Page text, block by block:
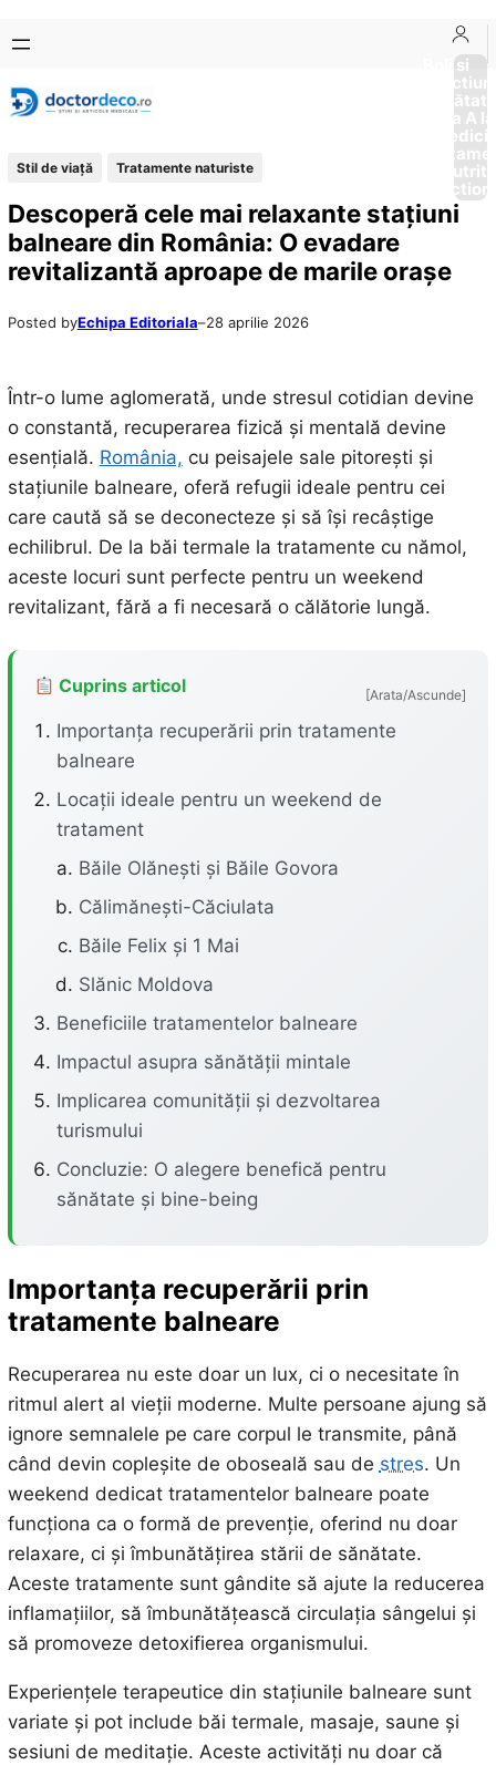
conținut
content
Boli si
Afectiuni
Sănătate
de la A
Stil de viaţă Tratamente naturiste
Descoperă cele mai relaxante stațiuni
balneare din România: O evadare
revitalizantă aproape de marile orașe
Posted byEchipa Editoriala–28 aprilie 2026
Într-o lume aglomerată, unde stresul cotidian devine
o constantă, recuperarea fizică și mentală devine
esențială. România, cu peisajele sale pitorești și
stațiunile balneare, oferă refugii ideale pentru cei
care caută să se deconecteze și să își recâștige
echilibrul. De la băi termale la tratamente cu nămol,
aceste locuri sunt perfecte pentru un weekend
revitalizant, fără a fi necesară o călătorie lungă.
Cuprins articol [Arata/Ascunde]
Importanța recuperării prin tratamente
balneare
Locații ideale pentru un weekend de
tratament
Băile Olănești și Băile Govora
Călimănești-Căciulata
Băile Felix și 1 Mai
Slănic Moldova
Beneficiile tratamentelor balneare
Impactul asupra sănătății mintale
Implicarea comunității și dezvoltarea
turismului
Concluzie: O alegere benefică pentru
sănătate și bine-being
Importanța recuperării prin
tratamente balneare
Recuperarea nu este doar un lux, ci o necesitate în
ritmul alert al vieții moderne. Multe persoane ajung să
ignore semnalele pe care corpul le transmite, până
când devin copleșite de oboseală sau de stres. Un
weekend dedicat tratamentelor balneare poate
funcționa ca o formă de prevenție, oferind nu doar
relaxare, ci și îmbunătățirea stării de sănătate.
Aceste tratamente sunt gândite să ajute la reducerea
inflamațiilor, să îmbunătățească circulația sângelui și
să promoveze detoxifierea organismului.
Experiențele terapeutice din stațiunile balneare sunt
variate și pot include băi termale, masaje, saune și
sesiuni de meditație. Aceste activități nu doar că